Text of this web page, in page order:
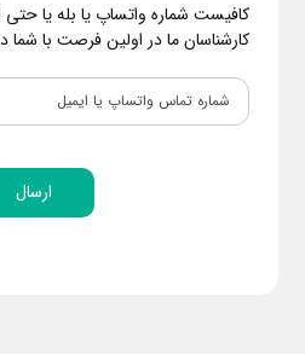
کافیست شماره واتساپ یا بله یا حتی
کارشناسان ما در اولین فرصت با شما
ارسال